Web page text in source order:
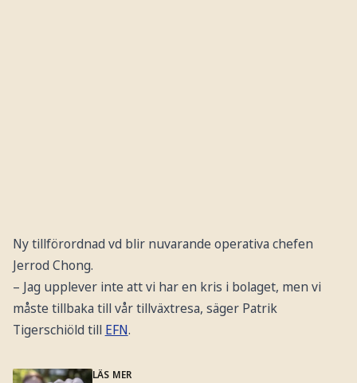
Ny tillförordnad vd blir nuvarande operativa chefen
Jerrod Chong.
– Jag upplever inte att vi har en kris i bolaget, men vi
måste tillbaka till vår tillväxtresa, säger Patrik
Tigerschiöld till EFN.
LÄS MER